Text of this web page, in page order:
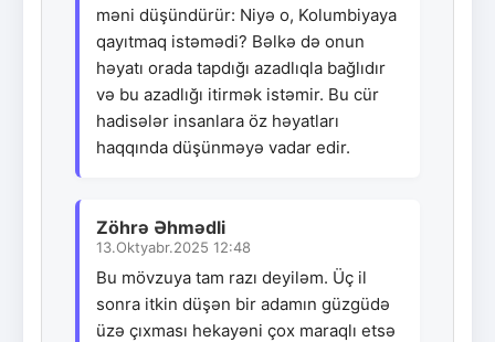
məni düşündürür: Niyə o, Kolumbiyaya
qayıtmaq istəmədi? Bəlkə də onun
həyatı orada tapdığı azadlıqla bağlıdır
və bu azadlığı itirmək istəmir. Bu cür
hadisələr insanlara öz həyatları
haqqında düşünməyə vadar edir.
Zöhrə Əhmədli
13.Oktyabr.2025 12:48
Bu mövzuya tam razı deyiləm. Üç il
sonra itkin düşən bir adamın güzgüdə
üzə çıxması hekayəni çox maraqlı etsə